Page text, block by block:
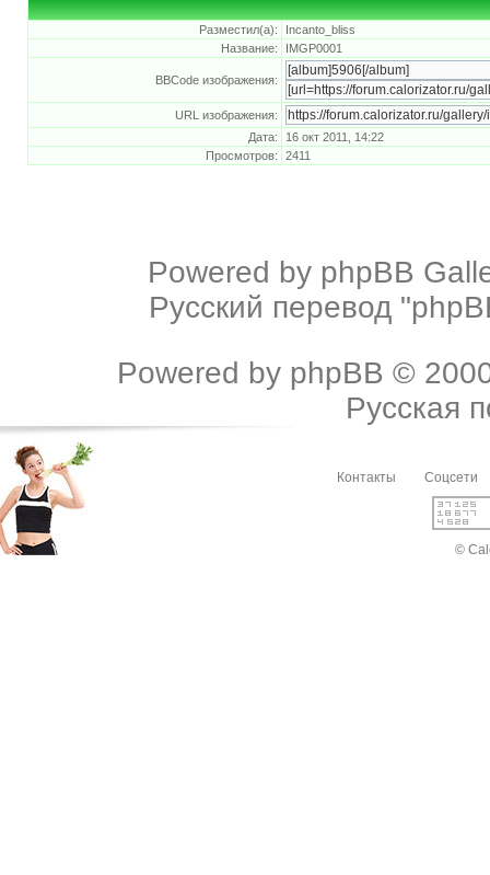
Разместил(а):
Incanto_bliss
Название:
IMGP0001
BBCode изображения:
URL изображения:
Дата:
16 окт 2011, 14:22
Просмотров:
2411
Powered by phpBB
Русский перевод
Powered by phpBB ©
Русская
Контакты Соцсети
©